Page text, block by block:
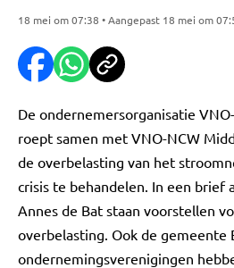
18 mei om 07:38 • Aangepast 18 mei om
De ondernemersorganisatie
roept samen met VNO-NCW
de overbelasting van het
crisis te behandelen. In een brief
Annes de Bat staan voorstellen
overbelasting. Ook de gemeente
ondernemingsverenigingen